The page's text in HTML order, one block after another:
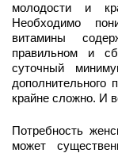
молодости и
Необходимо
витамины
правильном и
суточный
дополнительного
крайне сложно. И
Потребность
может